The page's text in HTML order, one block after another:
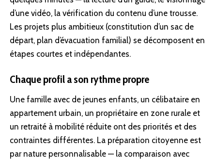
d’une vidéo, la vérification du contenu d’une trousse.
Les projets plus ambitieux (constitution d’un sac de
départ, plan d’évacuation familial) se décomposent en
étapes courtes et indépendantes.
Chaque profil a son rythme propre
Une famille avec de jeunes enfants, un célibataire en
appartement urbain, un propriétaire en zone rurale et
un retraité à mobilité réduite ont des priorités et des
contraintes différentes. La préparation citoyenne est
par nature personnalisable — la comparaison avec